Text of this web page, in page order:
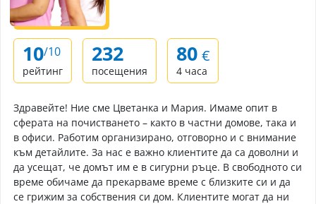
10/10
рейтинг
232
посещения
80 €
4 часа
Здравейте! Ние сме Цветанка и Мария. Имаме опит в
сферата на почистването – както в частни домове, така и
в офиси. Работим организирано, отговорно и с внимание
към детайлите. За нас е важно клиентите да са доволни и
да усещат, че домът им е в сигурни ръце. В свободното си
време обичаме да прекарваме време с близките си и да
се грижим за собствения си дом. Клиентите могат да ни